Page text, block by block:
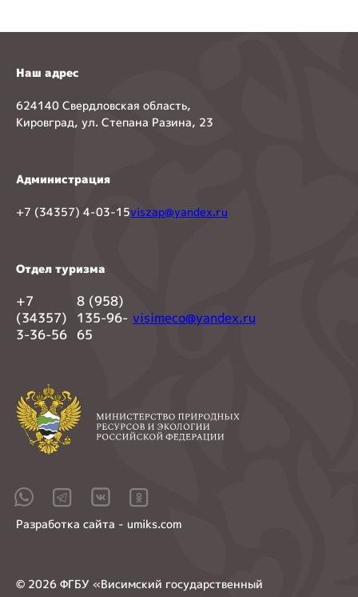
Наш адрес
624140 Свердловская область,
Кировград, ул. Степана Разина, 23
Администрация
+7 (34357) 4-03-15viszap@yandex.ru
Отдел туризма
+7
(34357)
3-36-56
8 (958)
135-96-
65
visimeco@yandex.ru
© 2026 ФГБУ «Висимский государственный
Разработка сайта - umiks.com